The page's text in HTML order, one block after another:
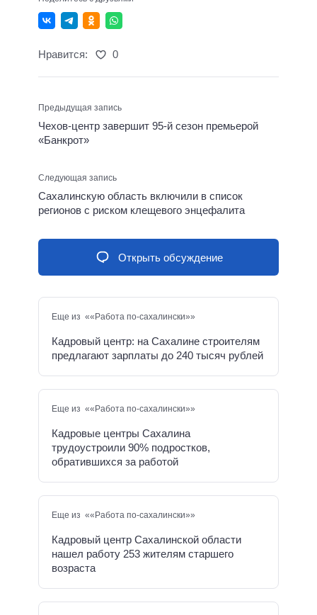
Нравится: 0
Предыдущая запись
Чехов-центр завершит 95-й сезон премьерой
«Банкрот»
Следующая запись
Сахалинскую область включили в список
регионов с риском клещевого энцефалита
Открыть обсуждение
Еще из ««Работа по-сахалински»»
Кадровый центр: на Сахалине строителям
предлагают зарплаты до 240 тысяч рублей
Еще из ««Работа по-сахалински»»
Кадровые центры Сахалина
трудоустроили 90% подростков,
обратившихся за работой
Еще из ««Работа по-сахалински»»
Кадровый центр Сахалинской области
нашел работу 253 жителям старшего
возраста